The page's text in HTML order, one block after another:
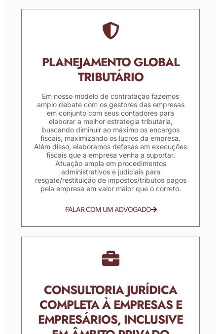
PLANEJAMENTO GLOBAL
TRIBUTÁRIO
Em nosso modelo de contratação fazemos
amplo debate com os gestores das empresas
em conjunto com seus contadores para
elaborar a melhor estratégia tributária,
buscando diminuir ao máximo os encargos
fiscais, maximizando os lucros da empresa.
Além disso, elaboramos defesas em execuções
fiscais que a empresa venha a suportar.
Atuação ampla em procedimentos
administrativos e judiciais para
resgate/restituição de impostos/tributos pagos
pela empresa em valor maior que o correto.
FALAR COM UM ADVOGADO
CONSULTORIA JURÍDICA
COMPLETA À EMPRESAS E
EMPRESÁRIOS, INCLUSIVE